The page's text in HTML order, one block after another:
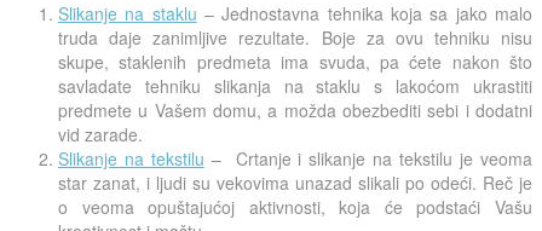
Slikanje na staklu – Jednostavna tehnika koja sa jako malo
truda daje zanimljive rezultate. Boje za ovu tehniku nisu
skupe, staklenih predmeta ima svuda, pa ćete nakon što
savladate tehniku slikanja na staklu s lakoćom ukrastiti
predmete u Vašem domu, a možda obezbediti sebi i dodatni
vid zarade.
Slikanje na tekstilu – Crtanje i slikanje na tekstilu je veoma
star zanat, i ljudi su vekovima unazad slikali po odeći. Reč je
o veoma opuštajućoj aktivnosti, koja će podstaći Vašu